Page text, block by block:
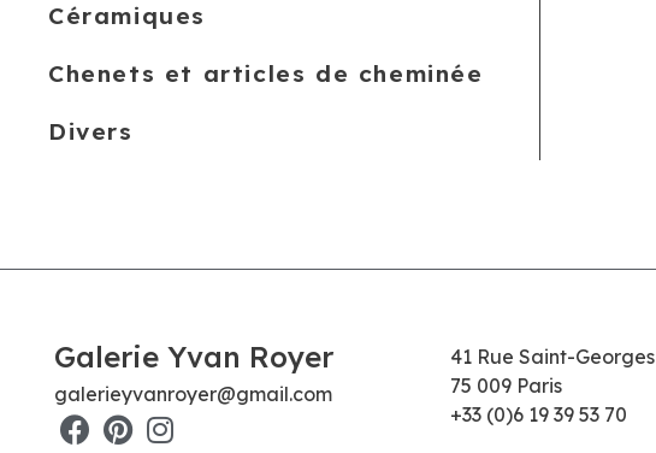
Céramiques
Chenets et articles de cheminée
Divers
Galerie Yvan Royer
galerieyvanroyer@gmail.com
41 Rue Saint-Georges
75 009 Paris
+33 (0)6 19 39 53 70